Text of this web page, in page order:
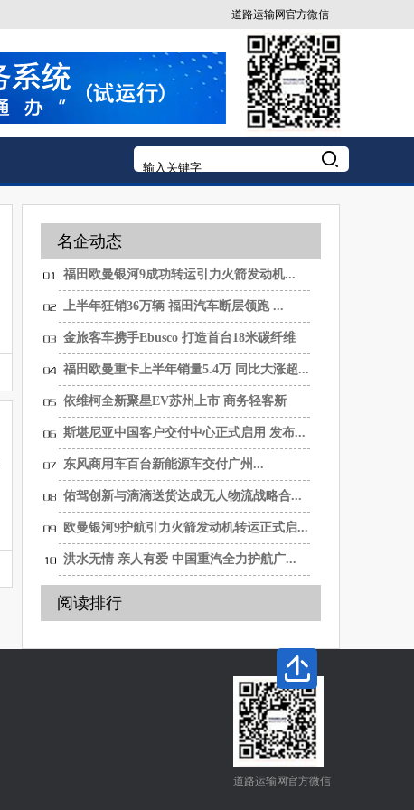
道路运输网官方微信
名企动态
福田欧曼银河9成功转运引力火箭发动机...
上半年狂销36万辆 福田汽车断层领跑 ...
金旅客车携手Ebusco 打造首台18米碳纤维
纯...
福田欧曼重卡上半年销量5.4万 同比大涨超...
依维柯全新聚星EV苏州上市 商务轻客新
选...
斯堪尼亚中国客户交付中心正式启用 发布...
东风商用车百台新能源车交付广州...
佑驾创新与滴滴送货达成无人物流战略合...
欧曼银河9护航引力火箭发动机转运正式启...
洪水无情 亲人有爱 中国重汽全力护航广...
阅读排行
道路运输网官方微信